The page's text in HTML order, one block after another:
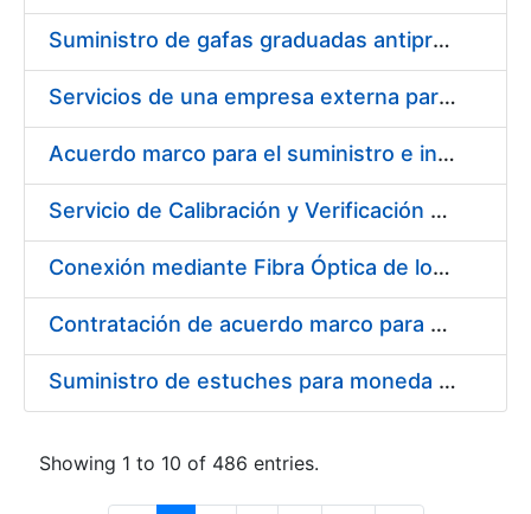
Suministro de gafas graduadas antiproyecciones para los trabajadores de la FNMT-RCM en los centros de trabajo de Madrid y Burgos
Servicios de una empresa externa para el asesoramiento y resolución de los recursos de alzada que se presentan relacionados con procesos de selección para la FNMT-RCM
Acuerdo marco para el suministro e instalación de persianas, estores y otros complementos
Servicio de Calibración y Verificación Externa de los Equipos de Medición del Servicio de Prevención de la FNMT-RCM
Conexión mediante Fibra Óptica de los Centros de Proceso de Datos (CPDs) de las sedes de la FNMT-RCM de Burgos y Madrid
Contratación de acuerdo marco para el Suministro de Material de Electricidad para la Fábrica Nacional de Moneda y Timbre-Real Casa de la Moneda en su centro de trabajo de Burgos
Suministro de estuches para moneda de 30 €
Showing 1 to 10 of 486 entries.